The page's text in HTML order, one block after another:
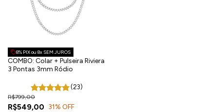
8% PIX ou 8x SEM JUROS
COMBO: Colar + Pulseira Riviera
3 Pontas 3mm Ródio
(23)
R$549,00
R$799,00
31% OFF